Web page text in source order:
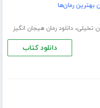
بهترین رمان‌ها
تخیلی،دانلود رمان هیجان انگیز
دانلود کتاب